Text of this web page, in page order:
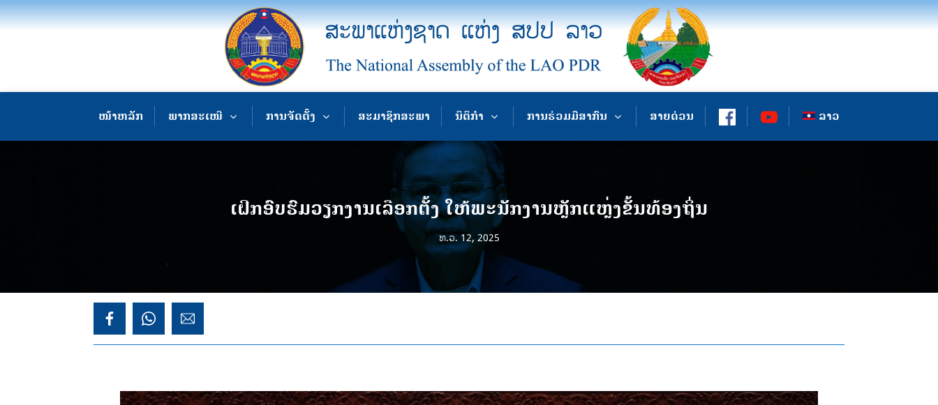
ໜ້າຫລັກ ພາກສະເໜີ ການຈັດຕັ້ງ ສະມາຊິກສະພາ ນິຕິກຳ ການຮ່ວມມືສາກົນ ສາຍດ່ວນ ລາວ
ເຝິກອົບຮົມວຽກງານເລືອກຕັ້ງ ໃຫ້ພະນັກງານຫຼັກແຫຼ່ງຂັ້ນທ້ອງຖິ່ນ
ທ.ວ. 12, 2025